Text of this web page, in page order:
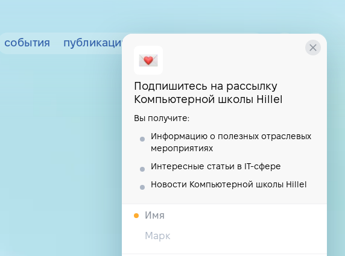
события публикации
Подпишитесь на рассылку
Компьютерной школы Hillel
Вы получите:
Информацию о полезных отраслевых
мероприятиях
Интересные статьи в IT-сфере
Новости Компьютерной школы Hillel
Имя